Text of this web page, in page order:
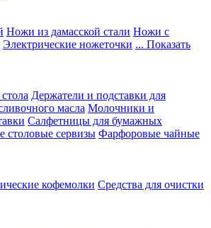
Ножи из дамасской стали Ножи с
Электрические ножеточки ... Показать
Держатели и подставки для
масла Молочники и
Салфетницы для бумажных
столовые сервизы Фарфоровые чайные
кофемолки Средства для очистки